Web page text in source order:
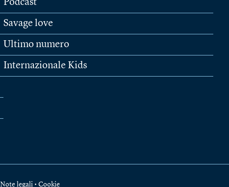
Podcast
Savage love
Ultimo numero
Internazionale Kids
Note legali • Cookie